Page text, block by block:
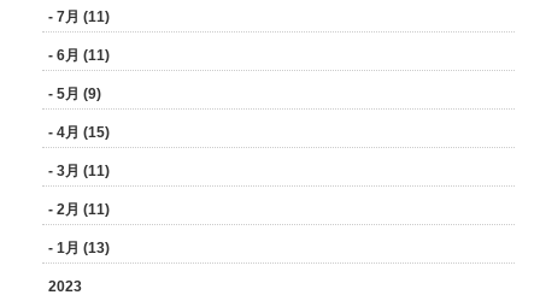
- 7月 (11)
- 6月 (11)
- 5月 (9)
- 4月 (15)
- 3月 (11)
- 2月 (11)
- 1月 (13)
2023